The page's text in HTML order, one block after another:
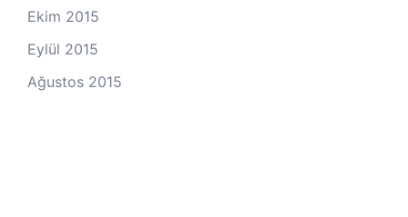
Ekim 2015
Eylül 2015
Ağustos 2015